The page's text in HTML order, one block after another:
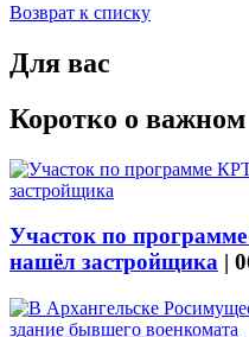
Возврат к списку
Для вас
Коротко о важном
Участок по
нашёл застройщика |